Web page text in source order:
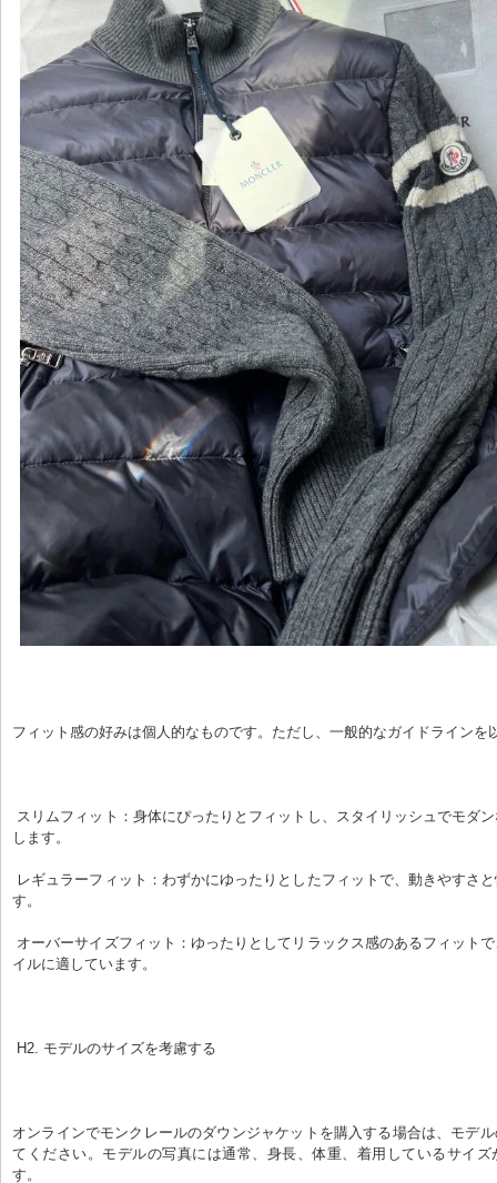
フィット感の好みは個人的なものです。ただし、一般的なガイドラインを
します。
す。
イルに適しています。
H2. モデルのサイズを考慮する
オンラインでモンクレールのダウンジャケットを購入する場合は、モデ
てください。モデルの写真には通常、身長、体重、着用しているサイズ
す。